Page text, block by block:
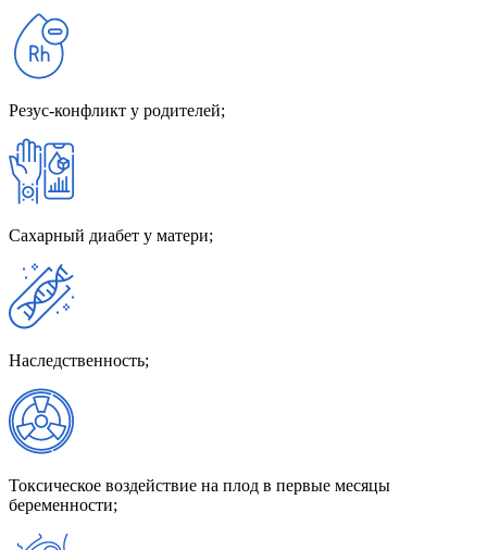
Резус-конфликт у родителей;
Сахарный диабет у матери;
Наследственность;
Токсическое воздействие на плод в первые месяцы
беременности;